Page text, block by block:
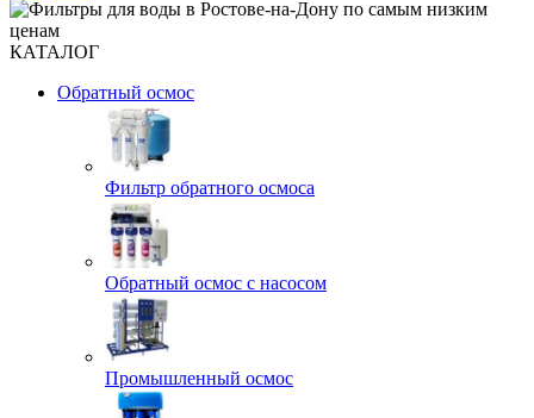
КАТАЛОГ
Обратный осмос
Фильтр обратного осмоса
Обратный осмос с насосом
Промышленный осмос